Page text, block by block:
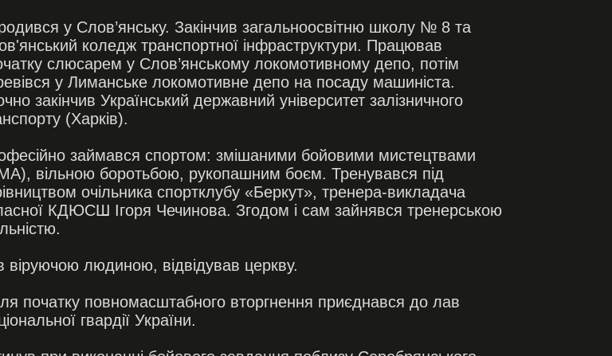
у Слов’янську. Закінчив загальноосвітню школу № 8 та
коледж транспортної інфраструктури. Працював
слюсарем у Слов’янському локомотивному депо, потім
у Лиманське локомотивне депо на посаду машиніста.
закінчив Український державний університет залізничного
(Харків).
займався спортом: змішаними бойовими мистецтвами
вільною боротьбою, рукопашним боєм. Тренувався під
очільника спортклубу «Беркут», тренера-викладача
КДЮСШ Ігоря Чечинова. Згодом і сам зайнявся тренерською
віруючою людиною, відвідував церкву.
початку повномасштабного вторгнення приєднався до лав
гвардії України.